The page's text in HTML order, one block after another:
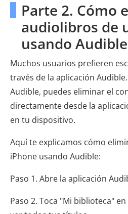
Parte 2. Cómo
audiolibros de
usando Audible
Muchos usuarios prefieren
través de la aplicación
Audible, puedes eliminar el
directamente desde la
en tu dispositivo.
Aquí te explicamos cómo
iPhone usando Audible:
Paso 1. Abre la aplicación
Paso 2. Toca "Mi biblioteca"